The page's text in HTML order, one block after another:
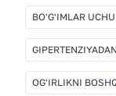
BO'G'IMLAR
GIPERTENZIYADAN
OG'IRLIKNI